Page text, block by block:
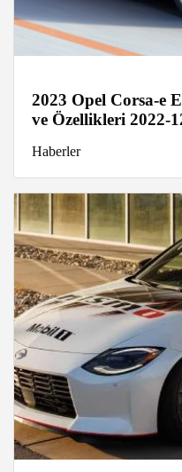
2023 Opel Corsa-e
ve Özellikleri 2022-
Haberler